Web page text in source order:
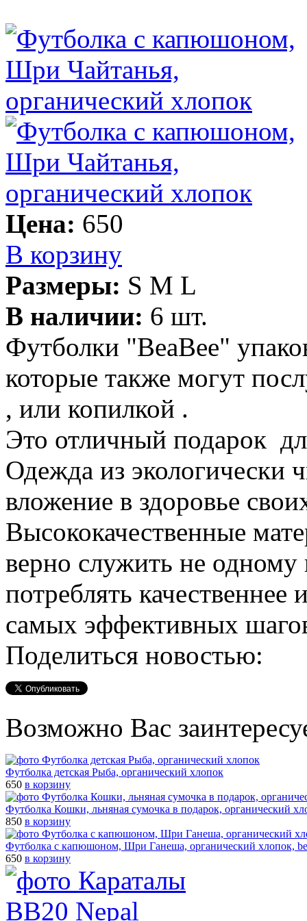
Цена: 650
В корзину
Размеры: S M L
В наличии: 6 шт.
Футболки "BeaBee"
которые также могут
, или копилкой .
Это отличный подарок
Одежда из экологически
вложение в здоровье
Высококачественные
верно служить не одному
потреблять
самых эффективных
Поделиться новостью:
Возможно Вас
Футболка детская Рыба, органический хлопок
650 в корзину
Футболка Кошки, льняная сумочка в подарок, органический
850 в корзину
Футболка с капюшоном, Шри Ганеша, органический хлопок,
650 в корзину